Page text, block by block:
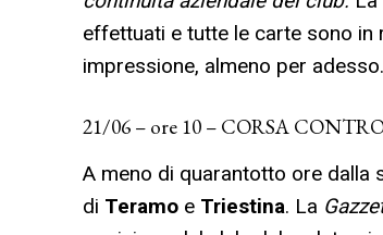
effettuati e tutte le carte sono in
impressione, almeno per adesso.
21/06 – ore 10 – CORSA
A meno di quarantotto ore dalla
di Teramo e Triestina. La